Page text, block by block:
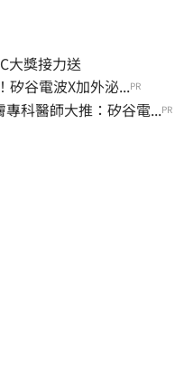
大獎接力送
矽谷電波X加外泌...PR
科醫師大推：矽谷電...PR